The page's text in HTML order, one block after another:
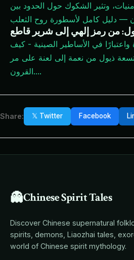
وتثير الشكوك حول الحدود بين
من رمز إلهي إلى شرير قاطع
واعتبارًا في الأساطير الصينية - كيف
ذيول من نعمة إلى لعنة على مر
القرون....
Share: 𝕏 Twitter Facebook
👻Chinese Spirit Tales
Discover Chinese supernatural
spirits, demons, Liaozhai tales,
world of Chinese spirit mythology.